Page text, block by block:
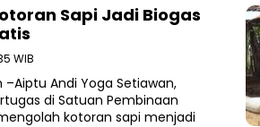
Sapi Jadi Biogas
WIB
–Aiptu Andi Yoga Setiawan,
di Satuan Pembinaan
kotoran sapi menjadi